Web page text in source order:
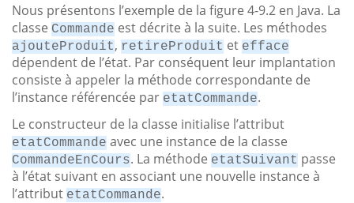
Nous présentons l’exemple de la figure 4-9.2 en Java. La
classe Commande est décrite à la suite. Les méthodes
ajouteProduit, retireProduit et efface
dépendent de l’état. Par conséquent leur implantation
consiste à appeler la méthode correspondante de
l’instance référencée par etatCommande.
Le constructeur de la classe initialise l’attribut
etatCommande avec une instance de la classe
CommandeEnCours. La méthode etatSuivant passe
à l’état suivant en associant une nouvelle instance à
l’attribut etatCommande.